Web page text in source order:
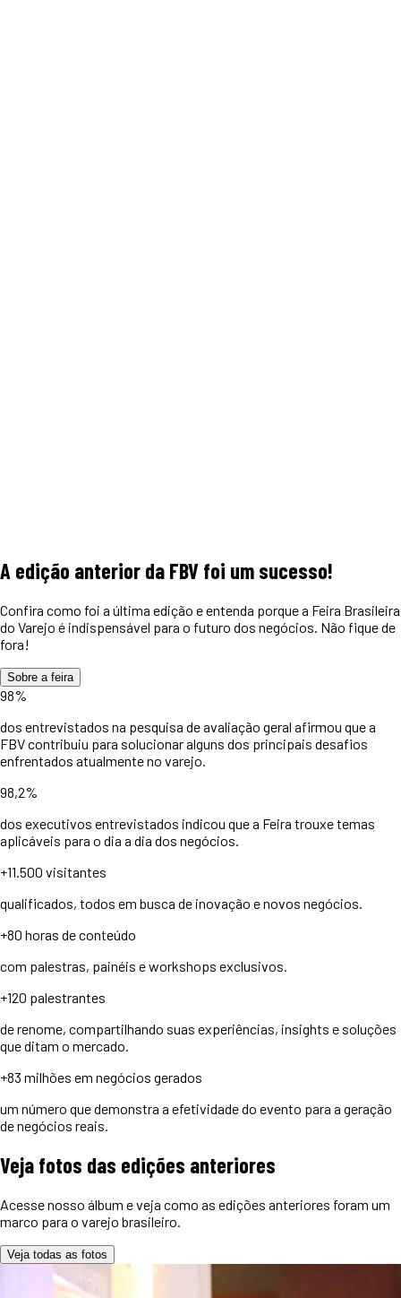
A edição anterior da FBV foi um sucesso!
Confira como foi a última edição e entenda porque a Feira Brasileira
do Varejo é indispensável para o futuro dos negócios. Não fique de
fora!
Sobre a feira
98%
dos entrevistados na pesquisa de avaliação geral afirmou que a
FBV contribuiu para solucionar alguns dos principais desafios
enfrentados atualmente no varejo.
98,2%
dos executivos entrevistados indicou que a Feira trouxe temas
aplicáveis para o dia a dia dos negócios.
+11.500 visitantes
qualificados, todos em busca de inovação e novos negócios.
+80 horas de conteúdo
com palestras, painéis e workshops exclusivos.
+120 palestrantes
de renome, compartilhando suas experiências, insights e soluções
que ditam o mercado.
+83 milhões em negócios gerados
um número que demonstra a efetividade do evento para a geração
de negócios reais.
Veja fotos das edições anteriores
Acesse nosso álbum e veja como as edições anteriores foram um
marco para o varejo brasileiro.
Veja todas as fotos